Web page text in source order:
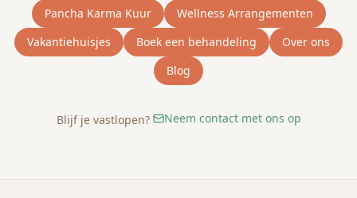
Pancha Karma Kuur
Wellness Arrangementen
Vakantiehuisjes
Boek een behandeling
Over ons
Blog
Blijf je vastlopen? Neem contact met ons op